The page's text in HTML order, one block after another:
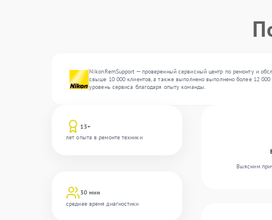
NikonRemSupport — проверенный сервисный центр по ремонту и
свыше 10 000 клиентов, а также выполнено выполнено более 12
уровень сервиса благодаря опыту команды.
13+
лет опыта в ремонте техники
30 мин
среднее время диагностики
Выясним